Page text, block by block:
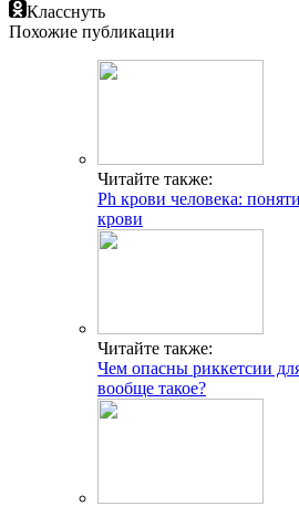
Класснуть
Похожие публикации
Читайте также:
Ph крови человека:
крови
Читайте также:
Чем опасны риккетсии
вообще такое?